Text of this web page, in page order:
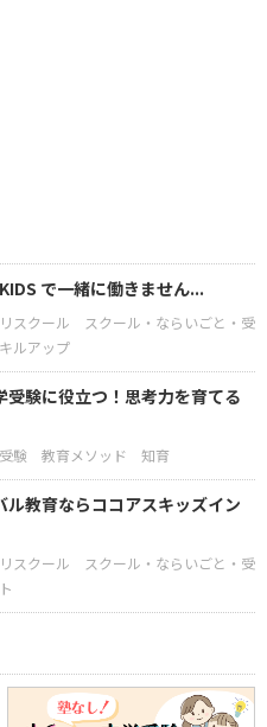
で一緒に働きません...
スクール
スクール・ならいごと・受
ルアップ
受験に役立つ！思考力を育てる
験 教育メソッド 知育
ル教育ならココアスキッズイン
スクール
スクール・ならいごと・受